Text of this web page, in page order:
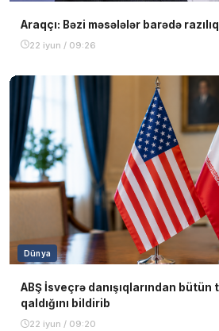
Araqçı: Bəzi məsələlər barədə
22 iyun / 09:26
Dünya
ABŞ İsveçrə danışıqlarından bütün
qaldığını bildirib
22 iyun / 09:20